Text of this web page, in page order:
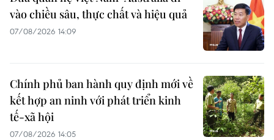
vào chiều sâu, thực chất và hiệu quả
07/08/2026 14:09
Chính phủ ban hành quy định mới về
kết hợp an ninh với phát triển kinh
tế-xã hội
07/08/2026 14:05